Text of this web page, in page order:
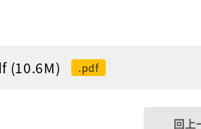
(10.6M) .pdf
回上